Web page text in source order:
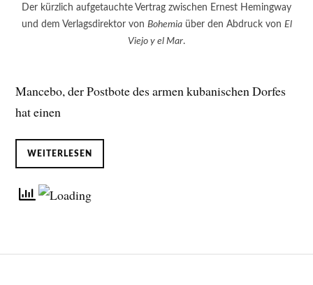
Der kürzlich aufgetauchte Vertrag zwischen Ernest Hemingway
und dem Verlagsdirektor von Bohemiaüber den Abdruck von El
Viejo y el Mar.
Mancebo, der Postbote des armen kubanischen Dorfes
hat einen
WEITERLESEN